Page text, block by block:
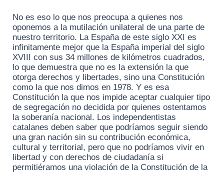
No es eso lo que nos preocupa a quienes nos
oponemos a la mutilación unilateral de una parte de
nuestro territorio. La España de este siglo XXI es
infinitamente mejor que la España imperial del siglo
XVIII con sus 34 millones de kilómetros cuadrados,
lo que demuestra que no es la extensión la que
otorga derechos y libertades, sino una Constitución
como la que nos dimos en 1978. Y es esa
Constitución la que nos impide aceptar cualquier tipo
de segregación no decidida por quienes ostentamos
la soberanía nacional. Los independentistas
catalanes deben saber que podríamos seguir siendo
una gran nación sin su contribución económica,
cultural y territorial, pero que no podríamos vivir en
libertad y con derechos de ciudadanía si
permitiéramos una violación de la Constitución de la